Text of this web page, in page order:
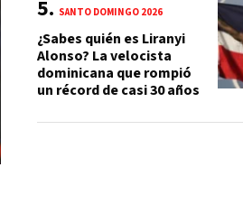
SANTO DOMINGO 2026
¿Sabes quién es Liranyi
Alonso? La velocista
dominicana que rompió
un récord de casi 30 años